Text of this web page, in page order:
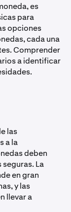
es
para
opciones
cada una
Comprender
a identificar
las
a la
deben
La
en gran
y las
llevar a